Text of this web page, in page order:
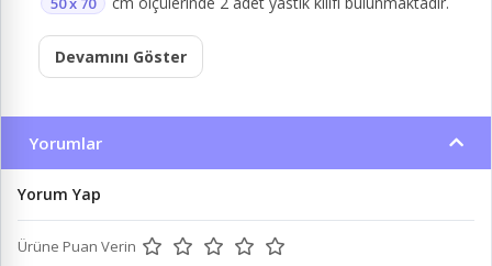
Devamını Göster
Yorumlar
Yorum Yap
Ürüne Puan Verin